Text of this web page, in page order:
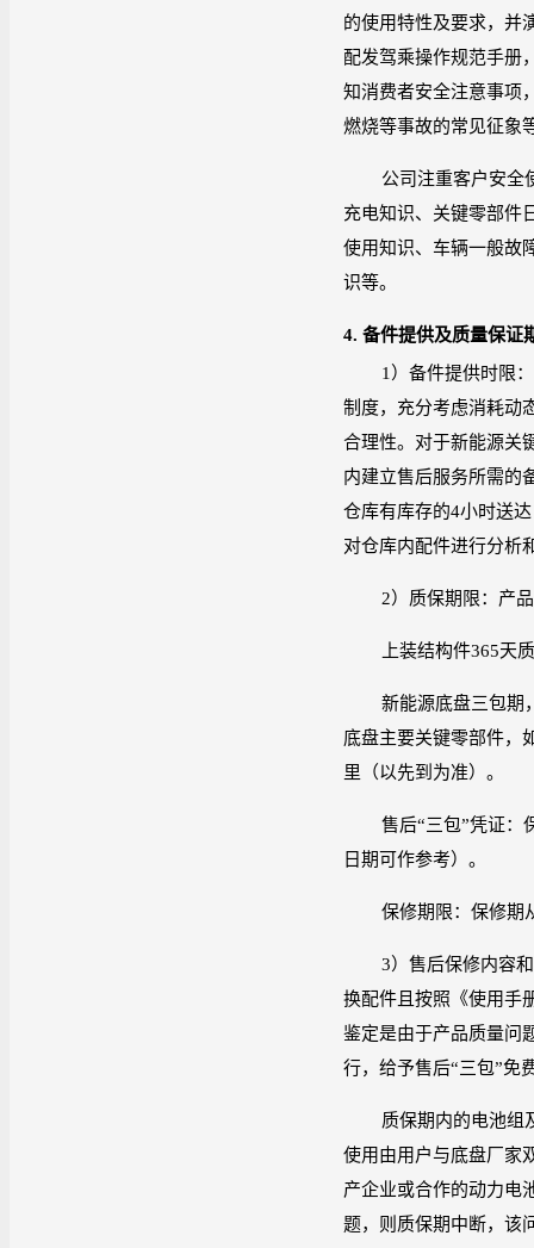
的使用特性及要求，并
配发驾乘操作规范手册
知消费者安全注意事项
燃烧等事故的常见征象
公司注重客户安全
充电知识、关键零部件
使用知识、车辆一般故
识等。
4. 备件提供及质量保证
1 ）备件提供时限
制度，充分考虑消耗动
合理性。对于新能源关
内建立售后服务所需的
仓库有库存的4小时送
对仓库内配件进行分析
2）质保期限：产
上装结构件365天
新能源底盘三包期
底盘主要关键零部件，
里（以先到为准）。
售后“三包”凭证：
日期可作参考）。
保修期限：保修期
3）售后保修内容
换配件且按照《使用手
鉴定是由于产品质量问
行，给予售后“三包”免
质保期内的电池组
使用由用户与底盘厂家
产企业或合作的动力电
题，则质保期中断，该